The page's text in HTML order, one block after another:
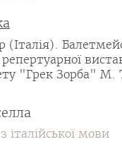
(Італія).
"Грек Зорба" М.
італійської мови